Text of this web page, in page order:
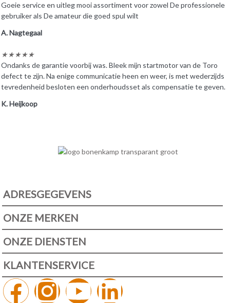
Goeie service en uitleg mooi assortiment voor zowel De professionele
gebruiker als De amateur die goed spul wilt
A. Nagtegaal
★★★★★
Ondanks de garantie voorbij was. Bleek mijn startmotor van de Toro
defect te zijn. Na enige communicatie heen en weer, is met wederzijds
tevredenheid besloten een onderhoudsset als compensatie te geven.
K. Heijkoop
ADRESGEGEVENS
ONZE MERKEN
ONZE DIENSTEN
KLANTENSERVICE